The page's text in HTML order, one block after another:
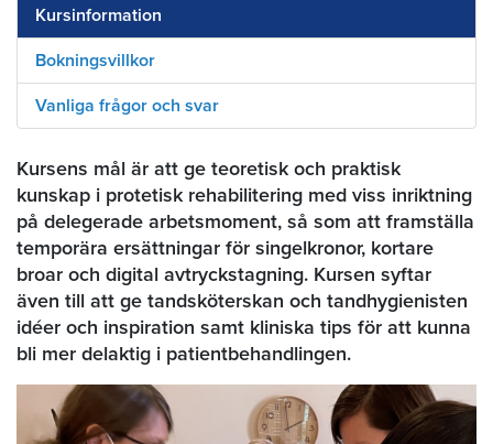
Kursinformation
Bokningsvillkor
Vanliga frågor och svar
Kursens mål är att ge teoretisk och praktisk
kunskap i protetisk rehabilitering med viss inriktning
på delegerade arbetsmoment, så som att framställa
temporära ersättningar för singelkronor, kortare
broar och digital avtryckstagning. Kursen syftar
även till att ge tandsköterskan och tandhygienisten
idéer och inspiration samt kliniska tips för att kunna
bli mer delaktig i patientbehandlingen.